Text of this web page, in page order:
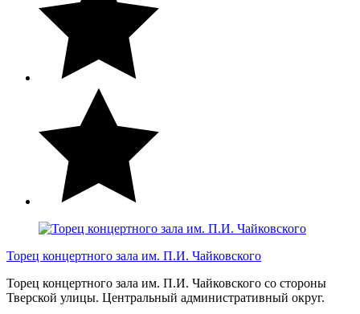
Торец концертного зала им. П.И. Чайковского
Торец концертного зала им. П.И. Чайковского со стороны
Тверской улицы. Центральный административный округ.